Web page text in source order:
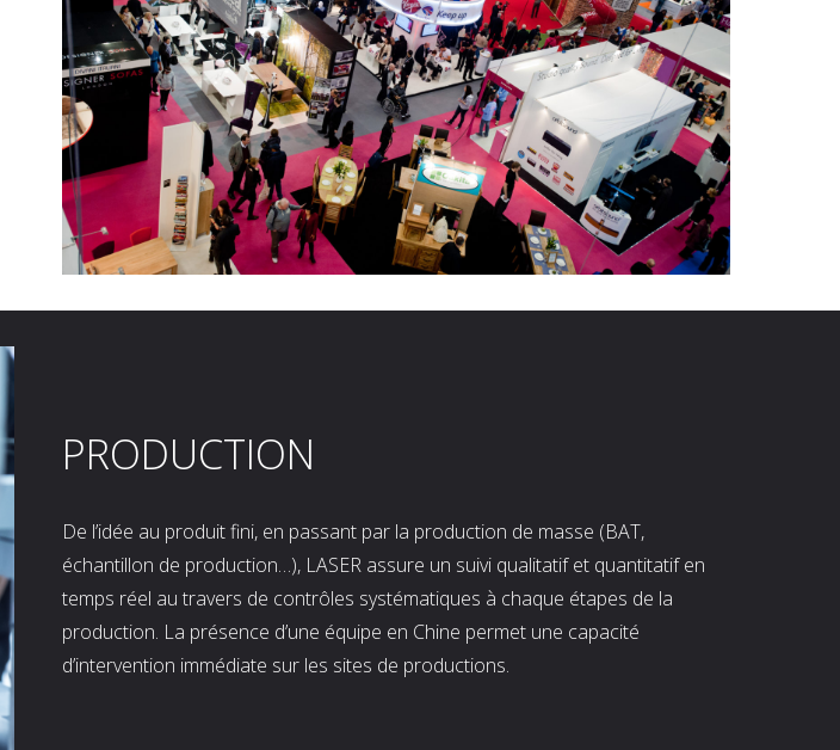
PRODUCTION
De l’idée au produit fini, en passant par la production de masse (BAT,
échantillon de production…), LASER assure un suivi qualitatif et quantitatif en
temps réel au travers de contrôles systématiques à chaque étapes de la
production. La présence d’une équipe en Chine permet une capacité
d’intervention immédiate sur les sites de productions.